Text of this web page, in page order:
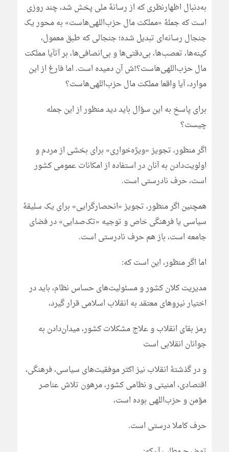
به‌دنبال اظهارنظری که از رسانۀ ملی پخش شد، چند روزی
است که جملۀ «مملکت مال حزب‌اللهی‌هاست» به محور یک
جنجال رسانه‌ای تبدیل شده؛ جنجالی که طبق معمول،
کینه‌ها، تعصب‌ها، بی‌دقتی‌ها و بی‌انصافی‌ها، بر آتآیا مملکت
مال حزب‌اللهی‌هاست؟!ش آن دمیده است. اما فارغ از این
موارد، آیا واقعا مملکت مال حزب‌اللهی‌هاست؟
برای پاسخ به این سؤال باید دید منظور از این جمله
چیست؟
اگر منظور، تجویز «ویژه‌خواری» برای بخشی از مردم و
اولویت‌دادن به آنان در استفاده از امکانات عمومی کشور
است، حرف نادرستی است.
همچنین اگر منظور، تجویز «انحصارگرایی» برای یک سلیقۀ
سیاسی یا فرهنگی خاص و توجیه «تک‌صدایی» در فضای
جامعه است، باز هم حرف نادرستی است.
اما اگر منظور، این است که:
مدیریت کلان کشور و مسئولیت‌های حساس نظام، باید در
اختیار نیروهای معتقد به انقلاب اسلامی قرار گیرد،
رمز بقای انقلاب و علاج مشکلات کشور، میدان‌دادن به
جوانان انقلابی است
و در گذشتۀ انقلاب نیز اکثر موفقیت‌های سیاسی، فرهنگی،
اقتصادی، امنیتی و نظامی کشور، مرهون تلاش عناصر
مؤمن و حزب‌اللهی بوده است،
حرف کاملا درستی است.